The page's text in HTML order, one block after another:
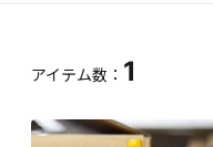
アイテム数： 1